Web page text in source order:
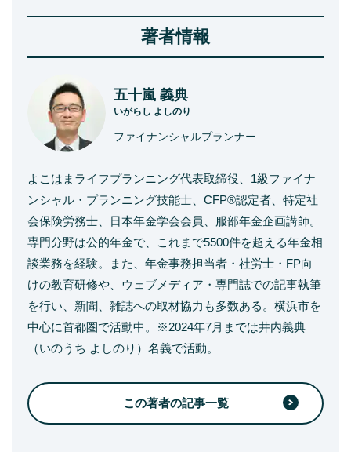
著者情報
五十嵐 義典
いがらし よしのり
ファイナンシャルプランナー
よこはまライフプランニング代表取締役、1級ファイナ
ンシャル・プランニング技能士、CFP®認定者、特定社
会保険労務士、日本年金学会会員、服部年金企画講師。
専門分野は公的年金で、これまで5500件を超える年金相
談業務を経験。また、年金事務担当者・社労士・FP向
けの教育研修や、ウェブメディア・専門誌での記事執筆
を行い、新聞、雑誌への取材協力も多数ある。横浜市を
中心に首都圏で活動中。※2024年7月までは井内義典
（いのうち よしのり）名義で活動。
この著者の記事一覧